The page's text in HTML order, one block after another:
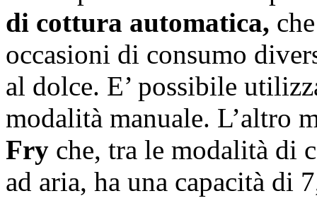
di cottura automatica,
occasioni di consumo
al dolce. E’ possibile
modalità manuale. L’altro
Fry che, tra le modalità di
ad aria, ha una capacità